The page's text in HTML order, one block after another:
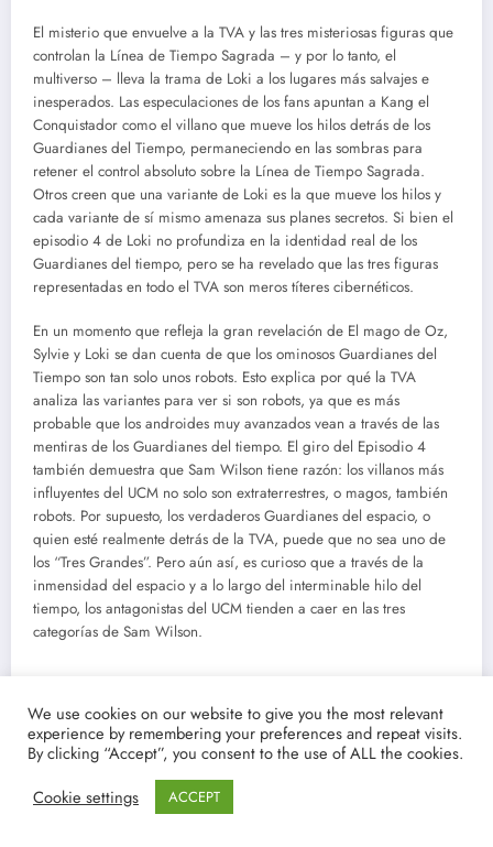
El misterio que envuelve a la TVA y las tres misteriosas figuras que
controlan la Línea de Tiempo Sagrada – y por lo tanto, el
multiverso – lleva la trama de Loki a los lugares más salvajes e
inesperados. Las especulaciones de los fans apuntan a Kang el
Conquistador como el villano que mueve los hilos detrás de los
Guardianes del Tiempo, permaneciendo en las sombras para
retener el control absoluto sobre la Línea de Tiempo Sagrada.
Otros creen que una variante de Loki es la que mueve los hilos y
cada variante de sí mismo amenaza sus planes secretos. Si bien el
episodio 4 de Loki no profundiza en la identidad real de los
Guardianes del tiempo, pero se ha revelado que las tres figuras
representadas en todo el TVA son meros títeres cibernéticos.
En un momento que refleja la gran revelación de El mago de Oz,
Sylvie y Loki se dan cuenta de que los ominosos Guardianes del
Tiempo son tan solo unos robots. Esto explica por qué la TVA
analiza las variantes para ver si son robots, ya que es más
probable que los androides muy avanzados vean a través de las
mentiras de los Guardianes del tiempo. El giro del Episodio 4
también demuestra que Sam Wilson tiene razón: los villanos más
influyentes del UCM no solo son extraterrestres, o magos, también
robots. Por supuesto, los verdaderos Guardianes del espacio, o
quien esté realmente detrás de la TVA, puede que no sea uno de
los “Tres Grandes”. Pero aún así, es curioso que a través de la
inmensidad del espacio y a lo largo del interminable hilo del
tiempo, los antagonistas del UCM tienden a caer en las tres
categorías de Sam Wilson.
L
legan las primeras opiniones de la serie “Marvel’s Loki”,
la tercera serie de televisión de la Fase Cuatro del
Universo Cinematográfico Marvel. Ya ha habido algunos
dos episodios de la serie, y el embargo para compartir sus
opiniones en redes sociales se ha levantado.
We use cookies on our website to give you the most relevant
experience by remembering your preferences and repeat visits.
By clicking “Accept”, you consent to the use of ALL the cookies.
Cookie settings
ACCEPT